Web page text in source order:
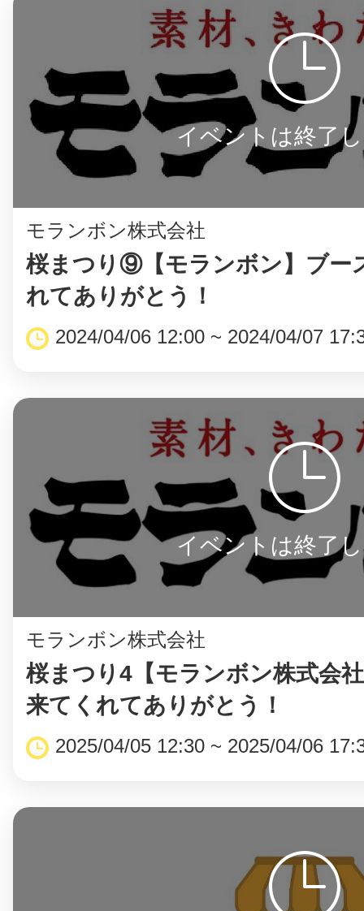
イベントは終了
モランボン株式会社
桜まつり⑨【モランボン】ブー
れてありがとう！
2024/04/06 12:00 ~ 2024/04/07
イベントは終了
モランボン株式会社
桜まつり4【モランボン株式会
来てくれてありがとう！
2025/04/05 12:30 ~ 2025/04/06
日立
滋賀県
まちのコイン
お知らせ
ヘルプ
お問い合わせ
プライバシーポ
All